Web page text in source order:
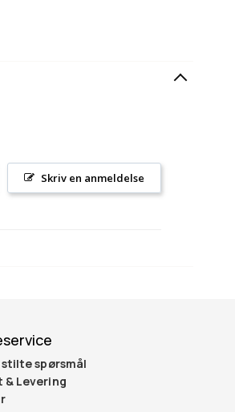
Skriv en anmeldelse
spørsmål
& Levering